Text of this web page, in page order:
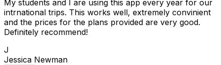
My students and I are using this app every year for our
intrnational trips. This works well, extremely convinient
and the prices for the plans provided are very good.
Definitely recommend!
J
Jessica Newman